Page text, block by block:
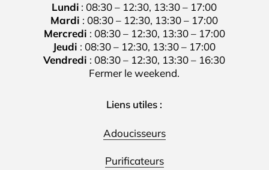
Lundi : 08:30 – 12:30, 13:30 – 17:00
Mardi : 08:30 – 12:30, 13:30 – 17:00
Mercredi : 08:30 – 12:30, 13:30 – 17:00
Jeudi : 08:30 – 12:30, 13:30 – 17:00
Vendredi : 08:30 – 12:30, 13:30 – 16:30
Fermer le weekend.
Liens utiles :
Adoucisseurs
Purificateurs